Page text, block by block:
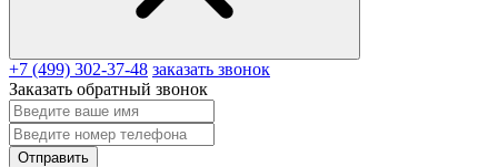
+7 (499) 302-37-48 заказать звонок
Заказать обратный звонок
Отправить